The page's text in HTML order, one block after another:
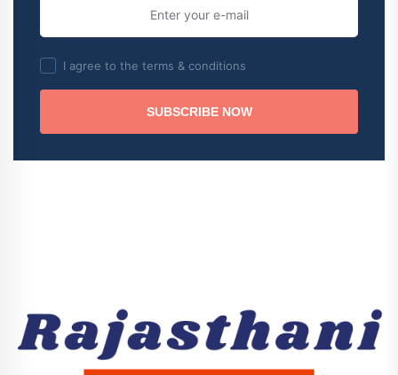
I agree to the terms & conditions
SUBSCRIBE NOW